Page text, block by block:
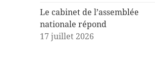
Le cabinet de l’assemblée
nationale répond
17 juillet 2026